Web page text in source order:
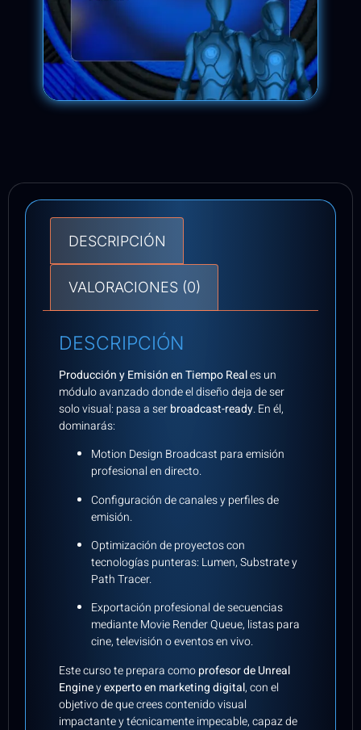
DESCRIPCIÓN
VALORACIONES (0)
DESCRIPCIÓN
Producción y Emisión en Tiempo Reales un
módulo avanzado donde el diseño deja de ser
solo visual: pasa a serbroadcast-ready. En él,
dominarás:
Motion Design Broadcast para emisión
profesional en directo.
Configuración de canales y perfiles de
emisión.
Optimización de proyectos con
tecnologías punteras: Lumen, Substrate y
Path Tracer.
Exportación profesional de secuencias
mediante Movie Render Queue, listas para
cine, televisión o eventos en vivo.
Este curso te prepara comoprofesor de Unreal
Engineyexperto en marketing digital, con el
objetivo de que crees contenido visual
impactante y técnicamente impecable, capaz de